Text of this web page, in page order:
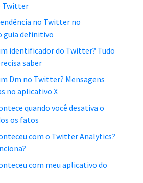
Twitter
no Twitter no
guia definitivo
identificador do Twitter? Tudo
saber
Dm no Twitter? Mensagens
no aplicativo X
quando você desativa o
os fatos
com o Twitter Analytics?
com meu aplicativo do